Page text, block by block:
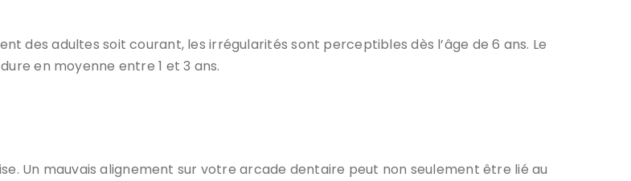
des adultes soit courant, les irrégularités sont perceptibles dès l’âge de 6 ans. Le
en moyenne entre 1 et 3 ans.
Un mauvais alignement sur votre arcade dentaire peut non seulement être lié au